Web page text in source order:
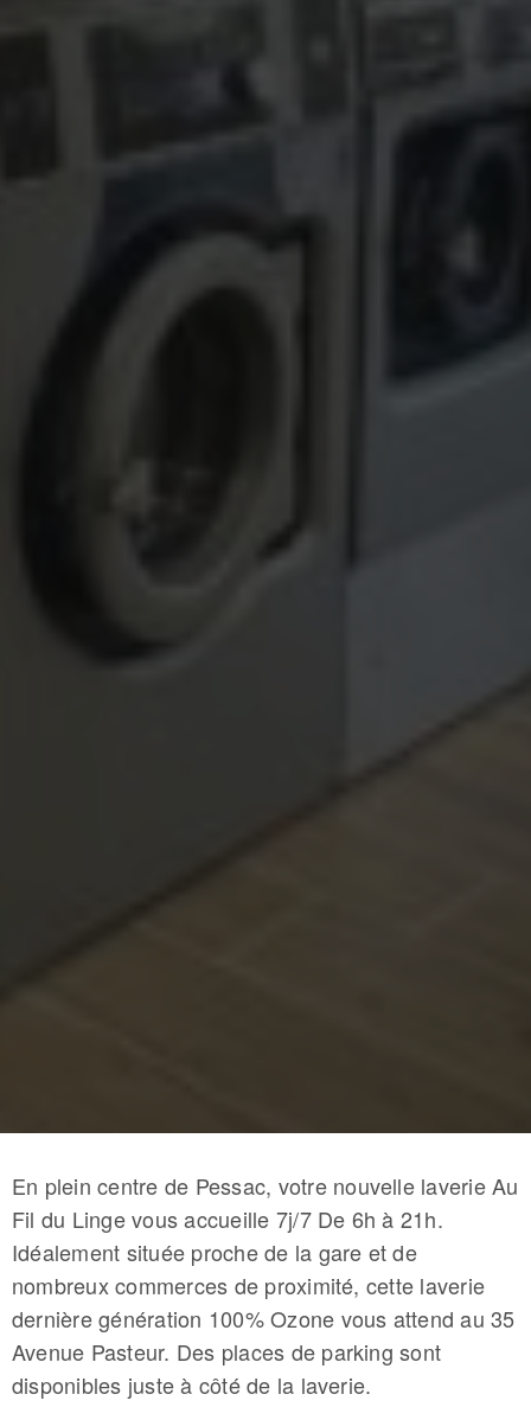
En plein centre de Pessac, votre nouvelle laverie Au
Fil du Linge vous accueille 7j/7 De 6h à 21h.
Idéalement située proche de la gare et de
nombreux commerces de proximité, cette laverie
dernière génération 100% Ozone vous attend au 35
Avenue Pasteur. Des places de parking sont
disponibles juste à côté de la laverie.